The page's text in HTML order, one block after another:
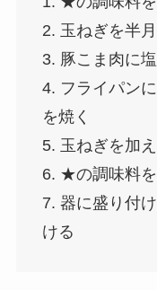
2. 玉ねぎを半
3. 豚こま肉に
4. フライパン
を焼く
5. 玉ねぎを加
6. ★の調味料
7. 器に盛り付
ける